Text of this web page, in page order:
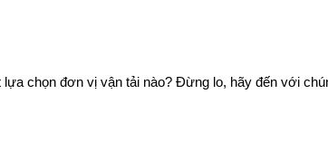
chọn đơn vị vận tải nào? Đừng lo, hãy đến với